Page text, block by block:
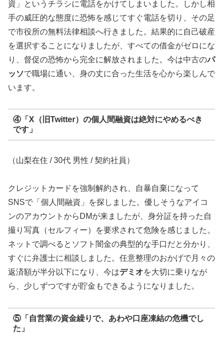
資」というチラシに電話をかけてしまいました。しかし相
手の威圧的な態度に恐怖を感じてすぐ電話を切り、その足
で市役所の無料法律相談へ行きました。結果的に自己破産
を選択することになりましたが、すべての借金がゼロにな
り、督促の恐怖から完全に解放されました。今は中古のパ
ッソで職場に通い、身の丈に合った生活を心から楽しんで
います。
④「X（旧Twitter）の個人間融資は絶対にやめるべき
です」
（山梨在住 / 30代 男性 / 契約社員）
クレジットカードを強制解約され、自暴自棄になって
SNSで「個人間融資」を探しました。優しそうなアイコ
ンのアカウントからDMが来ましたが、身分証を持った自
撮り写真（セルフィー）を要求されて危険を感じました。
ネットで調べるとソフト闇金の典型的な手口だと分かり、
すぐに弁護士に相談しました。任意整理のおかげで月々の
返済額が半分以下になり、今はデミオを大切に乗りなが
ら、少しずつですが貯金もできるようになりました。
⑤「自営業の資金繰りで、あわや口座凍結の危機でし
た」